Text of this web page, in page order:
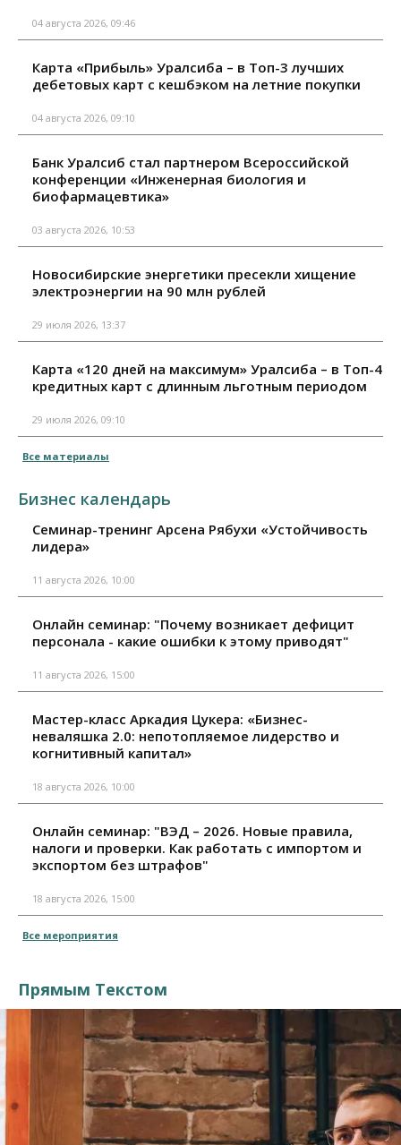
04 августа 2026, 09:46
Карта «Прибыль» Уралсиба – в Топ-3 лучших
дебетовых карт с кешбэком на летние покупки
04 августа 2026, 09:10
Банк Уралсиб стал партнером Всероссийской
конференции «Инженерная биология и
биофармацевтика»
03 августа 2026, 10:53
Новосибирские энергетики пресекли хищение
электроэнергии на 90 млн рублей
29 июля 2026, 13:37
Карта «120 дней на максимум» Уралсиба – в Топ-4
кредитных карт с длинным льготным периодом
29 июля 2026, 09:10
Все материалы
Бизнес календарь
Семинар-тренинг Арсена Рябухи «Устойчивость
лидера»
11 августа 2026, 10:00
Онлайн семинар: "Почему возникает дефицит
персонала - какие ошибки к этому приводят"
11 августа 2026, 15:00
Мастер-класс Аркадия Цукера: «Бизнес-
неваляшка 2.0: непотопляемое лидерство и
когнитивный капитал»
18 августа 2026, 10:00
Онлайн семинар: "ВЭД – 2026. Новые правила,
налоги и проверки. Как работать с импортом и
экспортом без штрафов"
18 августа 2026, 15:00
Все мероприятия
Прямым Текстом